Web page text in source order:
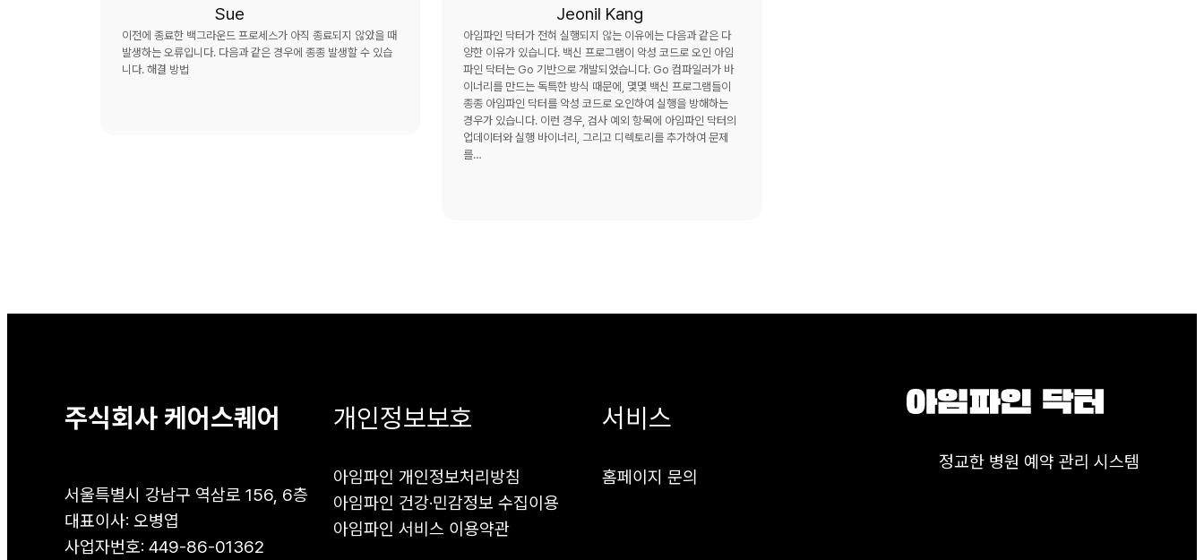
Sue
이전에 종료한 백그라운드 프로세스가 아직 종료되지 않았을 때
발생하는 오류입니다. 다음과 같은 경우에 종종 발생할 수 있습
니다. 해결 방법
Jeonil Kang
아임파인 닥터가 전혀 실행되지 않는 이유에는 다음과 같은 다
양한 이유가 있습니다. 백신 프로그램이 악성 코드로 오인 아임
파인 닥터는 Go 기반으로 개발되었습니다. Go 컴파일러가 바
이너리를 만드는 독특한 방식 때문에, 몇몇 백신 프로그램들이
종종 아임파인 닥터를 악성 코드로 오인하여 실행을 방해하는
경우가 있습니다. 이런 경우, 검사 예외 항목에 아임파인 닥터의
업데이터와 실행 바이너리, 그리고 디렉토리를 추가하여 문제
를…
주식회사 케어스퀘어
서울특별시 강남구 역삼로 156, 6층
대표이사: 오병엽
사업자번호: 449-86-01362
개인정보보호
아임파인 개인정보처리방침
아임파인 건강·민감정보 수집이용
아임파인 서비스 이용약관
서비스
홈페이지 문의
정교한 병원 예약 관리 시스템